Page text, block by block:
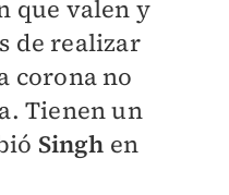
que valen y
de realizar
corona no
Tienen un
Singh en